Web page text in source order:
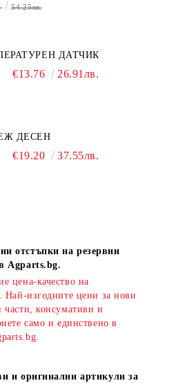
54.25лв.
ДАТЧИК
€13.76 26.91лв.
ДЕСЕН
€19.20 37.55лв.
отстъпки на резервни
Agparts.bg.
цена-качество на
Най-изгодните цени за нови
консумативи и
само и единствено в
и оригинални артикули за